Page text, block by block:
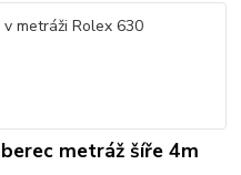
metráž šíře 4m